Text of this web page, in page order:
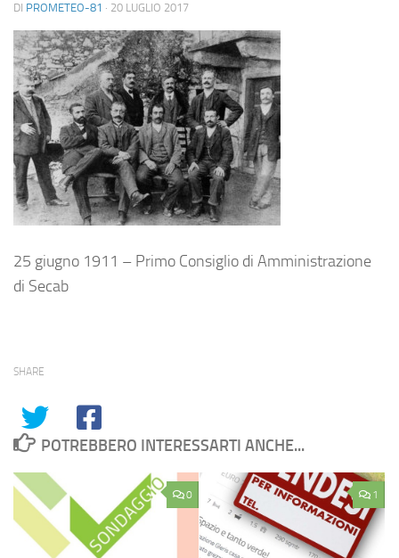
DI PROMETEO-81 · 20 LUGLIO 2017
25 giugno 1911 – Primo Consiglio di Amministrazione
di Secab
SHARE
POTREBBERO INTERESSARTI ANCHE...
0 1